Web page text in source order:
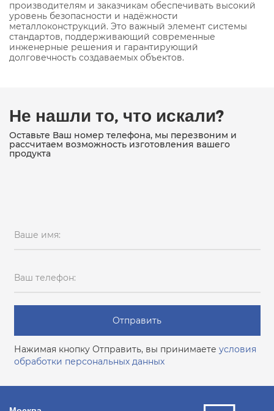
производителям и заказчикам обеспечивать высокий
уровень безопасности и надёжности
металлоконструкций. Это важный элемент системы
стандартов, поддерживающий современные
инженерные решения и гарантирующий
долговечность создаваемых объектов.
Не нашли то, что искали?
Оставьте Ваш номер телефона, мы перезвоним и
рассчитаем возможность изготовления вашего
продукта
Ваше имя:
Ваш телефон:
Отправить
Нажимая кнопку Отправить, вы принимаете условия
обработки персональных данных